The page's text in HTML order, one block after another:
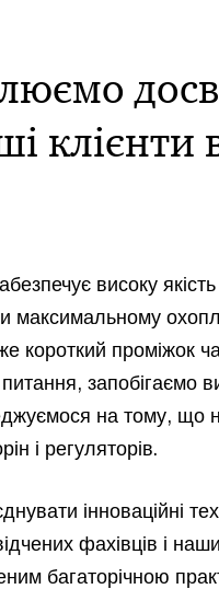
клієнти
високу
максимальному
короткий проміжок
запобігаємо
на тому, що
і регуляторів.
інноваційні
фахівців і
багаторічною